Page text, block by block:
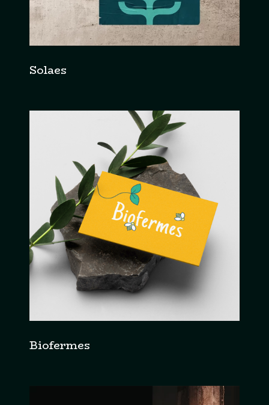
Solaes
Biofermes